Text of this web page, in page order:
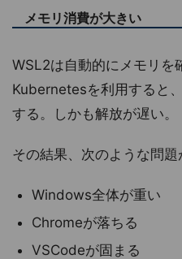
メモリ消費が大きい
WSL2は自動的にメモリを
Kubernetesを利用すると
する。しかも解放が遅い。
その結果、次のような問題
Windows全体が重い
Chromeが落ちる
VSCodeが固まる